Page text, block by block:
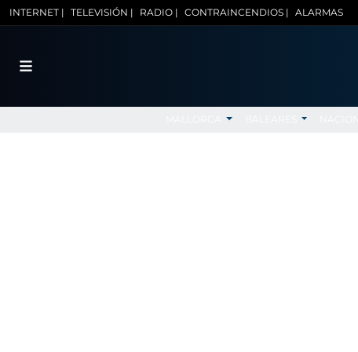
INTERNET | TELEVISIÓN | RADIO | CONTRAINCENDIOS | ALARMAS